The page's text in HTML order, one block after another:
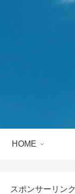
HOME
スポンサーリンク